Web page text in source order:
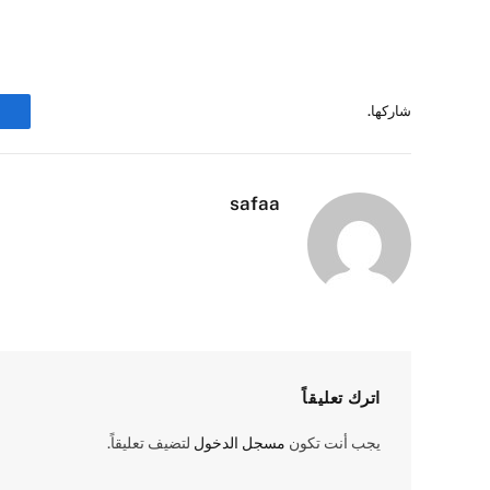
شاركها.
safaa
اترك تعليقاً
يجب أنت تكون مسجل الدخول لتضيف تعليقاً.